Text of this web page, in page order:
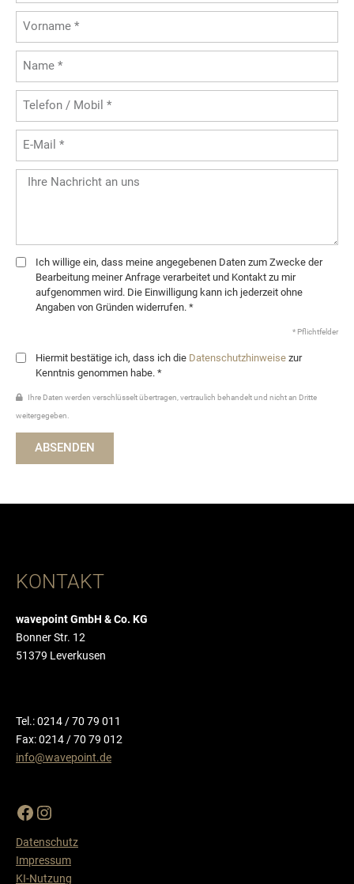
Ich willige ein, dass meine angegebenen Daten zum Zwecke der
Bearbeitung meiner Anfrage verarbeitet und Kontakt zu mir
aufgenommen wird. Die Einwilligung kann ich jederzeit ohne
Angaben von Gründen widerrufen. *
* Pflichtfelder
Hiermit bestätige ich, dass ich die Datenschutzhinweise zur
Kenntnis genommen habe. *
Ihre Daten werden verschlüsselt übertragen, vertraulich behandelt und nicht an Dritte
weitergegeben.
ABSENDEN
KONTAKT
wavepoint GmbH & Co. KG
Bonner Str. 12
51379 Leverkusen
Tel.: 0214 / 70 79 011
Fax: 0214 / 70 79 012
info@wavepoint.de
Datenschutz
Impressum
KI-Nutzung